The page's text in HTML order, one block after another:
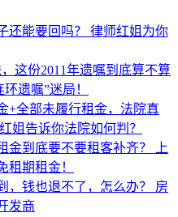
还能要回吗？ 律师红姐为你
这份2011年遗嘱到底算不算
遗嘱”迷局！
+全部未履行租金，法院真
姐告诉你法院如何判？
金到底要不要租客补齐？
上
租期租金！
，钱也退不了，怎么办？ 房
发商